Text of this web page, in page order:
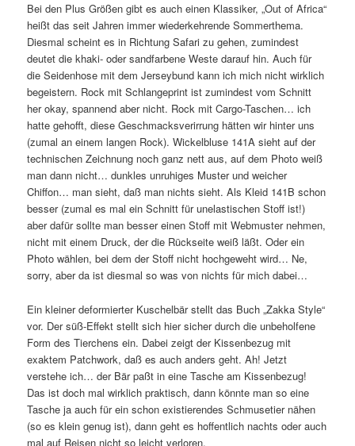
Bei den Plus Größen gibt es auch einen Klassiker, „Out of Africa“
heißt das seit Jahren immer wiederkehrende Sommerthema.
Diesmal scheint es in Richtung Safari zu gehen, zumindest
deutet die khaki- oder sandfarbene Weste darauf hin. Auch für
die Seidenhose mit dem Jerseybund kann ich mich nicht wirklich
begeistern. Rock mit Schlangeprint ist zumindest vom Schnitt
her okay, spannend aber nicht. Rock mit Cargo-Taschen… ich
hatte gehofft, diese Geschmacksverirrung hätten wir hinter uns
(zumal an einem langen Rock). Wickelbluse 141A sieht auf der
technischen Zeichnung noch ganz nett aus, auf dem Photo weiß
man dann nicht… dunkles unruhiges Muster und weicher
Chiffon… man sieht, daß man nichts sieht. Als Kleid 141B schon
besser (zumal es mal ein Schnitt für unelastischen Stoff ist!)
aber dafür sollte man besser einen Stoff mit Webmuster nehmen,
nicht mit einem Druck, der die Rückseite weiß läßt. Oder ein
Photo wählen, bei dem der Stoff nicht hochgeweht wird… Ne,
sorry, aber da ist diesmal so was von nichts für mich dabei…
Ein kleiner deformierter Kuschelbär stellt das Buch „Zakka Style“
vor. Der süß-Effekt stellt sich hier sicher durch die unbeholfene
Form des Tierchens ein. Dabei zeigt der Kissenbezug mit
exaktem Patchwork, daß es auch anders geht. Ah! Jetzt
verstehe ich… der Bär paßt in eine Tasche am Kissenbezug!
Das ist doch mal wirklich praktisch, dann könnte man so eine
Tasche ja auch für ein schon existierendes Schmusetier nähen
(so es klein genug ist), dann geht es hoffentlich nachts oder auch
mal auf Reisen nicht so leicht verloren.